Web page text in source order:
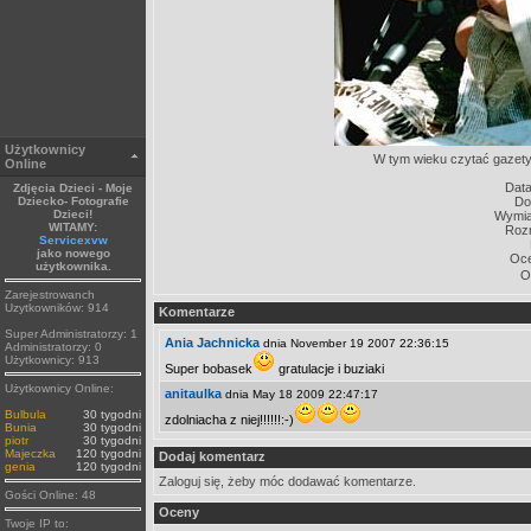
Użytkownicy
Online
Zdjęcia Dzieci - Moje
Dziecko- Fotografie
Dzieci!
WITAMY:
Servicexvw
jako nowego
użytkownika.
Zarejestrowanch
Uzytkowników: 914
Super Administratorzy: 1
Administratorzy: 0
Użytkownicy: 913
Użytkownicy Online:
Bulbula
30 tygodni
Bunia
30 tygodni
piotr
30 tygodni
Majeczka
120 tygodni
genia
120 tygodni
Gości Online: 48
Twoje IP to:
W tym wieku czytać
Komentarze
Ania Jachnicka dnia November 19 2007 22:36:15
Super bobasek
gratulacje i buziaki
anitaulka dnia May 18 2009 22:47:17
zdolniacha z niej!!!!!!:-)
Dodaj komentarz
Zaloguj się, żeby móc dodawać komentarze.
Oceny